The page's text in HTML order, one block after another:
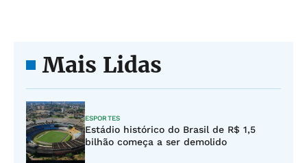
Mais Lidas
ESPORTES
Estádio histórico do Brasil de R$ 1,5
bilhão começa a ser demolido